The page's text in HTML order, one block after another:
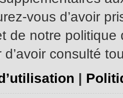
vous d’avoir
de notre
consulté
|